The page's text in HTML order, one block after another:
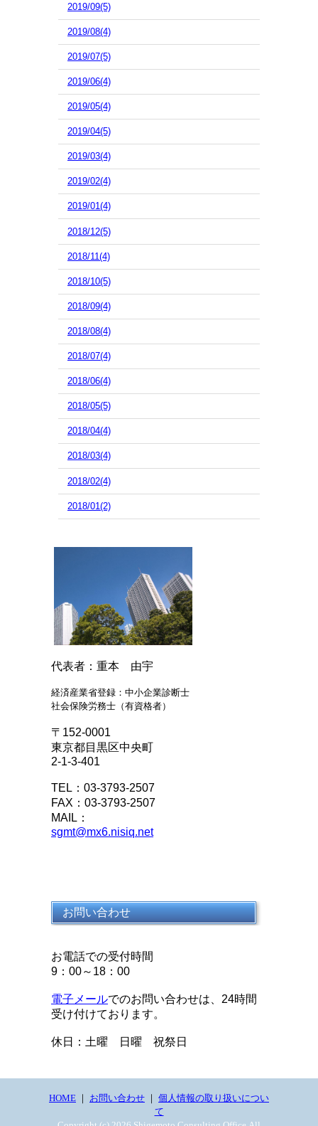
2019/09(5)
2019/08(4)
2019/07(5)
2019/06(4)
2019/05(4)
2019/04(5)
2019/03(4)
2019/02(4)
2019/01(4)
2018/12(5)
2018/11(4)
2018/10(5)
2018/09(4)
2018/08(4)
2018/07(4)
2018/06(4)
2018/05(5)
2018/04(4)
2018/03(4)
2018/02(4)
2018/01(2)
代表者：重本 由宇
経済産業省登録：中小企業診断士
社会保険労務士（有資格者）
〒152-0001
東京都目黒区中央町
2-1-3-401
TEL：03-3793-2507
FAX：03-3793-2507
MAIL：
sgmt@mx6.nisiq.net
お問い合わせ
お電話での受付時間
9：00～18：00
電子メールでのお問い合わせは、24時間
受け付けております。
休日：土曜 日曜 祝祭日
HOME ｜ お問い合わせ ｜ 個人情報の取り扱いについ
て